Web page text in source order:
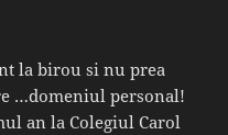
la birou si nu prea
…domeniul personal!
an la Colegiul Carol